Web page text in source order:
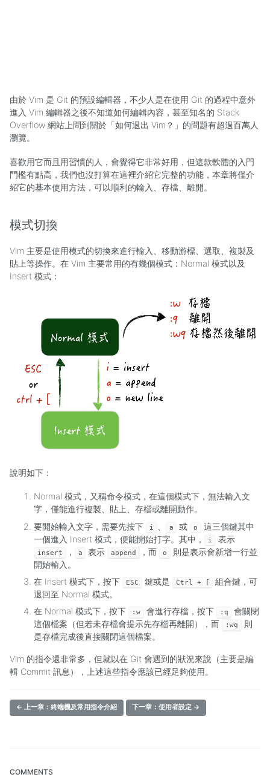
由於 Vim 是 Git 的預設編輯器，不少人是在使用 Git 的過程中意外
進入 Vim 編輯器之後不知道如何編輯內容，甚至知名的 Stack
Overflow 網站上問到關於「如何退出 Vim？」的問題有超過百萬人
瀏覽。
喜歡用它而且用習慣的人，會覺得它非常好用，但這款軟體的入門
門檻有點高，我們也沒打算在這裡介紹它完整的功能，本章將僅介
紹它的基本使用方法，可以順利的輸入、存檔、離開。
模式切換
Vim 主要是使用模式的切換來進行輸入、移動游標、選取、複製及
貼上等操作。在 Vim 主要常用的有幾個模式：Normal 模式以及
Insert 模式：
說明如下：
Normal 模式，又稱命令模式，在這個模式下，無法輸入文
字，僅能進行複製、貼上、存檔或離開動作。
要開始輸入文字，需要先按下
i a 或 o
這三個鍵其中
一個進入 Insert 模式，便能開始打字。其中，
i 表示
insert ， a 表示 append ，而 o
則是表示會新增一行並
開始輸入。
在 Insert 模式下，按下
ESC 鍵或是 Ctrl + [
組合鍵，可
退回至 Normal 模式。
在 Normal 模式下，按下
:w 會進行存檔，按下 :q
會關閉
這個檔案（但若未存檔會提示先存檔再離開），而
:wq
則
是存檔完成後直接關閉這個檔案。
Vim 的指令還非常多，但就以在 Git 會遇到的狀況來說（主要是編
輯 Commit 訊息），上述這些指令應該已經足夠使用。
← 上一章：終端機及常用指令介紹 下一章：使用者設定 →
COMMENTS